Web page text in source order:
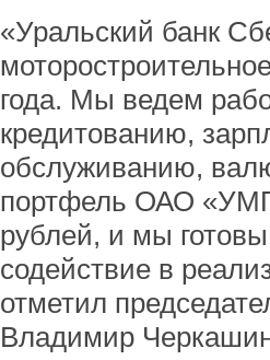
«Уральский банк
года. Мы ведем
кредитованию,
обслуживанию,
портфель ОАО
рублей, и мы
содействие в
отметил
Владимир